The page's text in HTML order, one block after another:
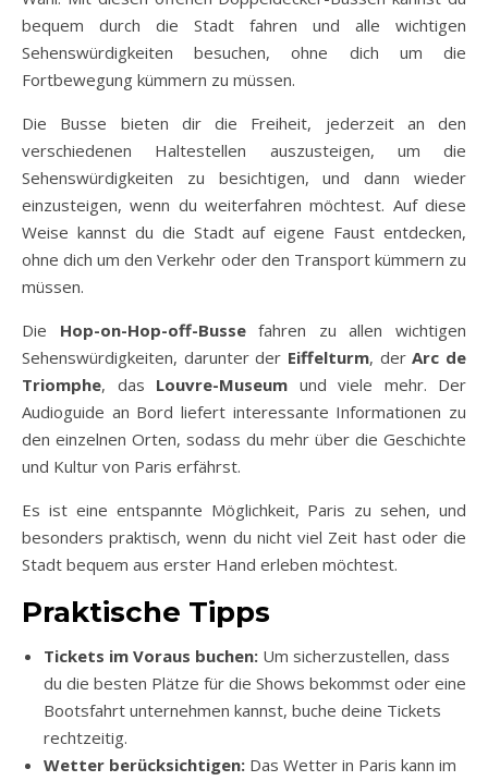
bequem durch die Stadt fahren und alle wichtigen
Sehenswürdigkeiten besuchen, ohne dich um die
Fortbewegung kümmern zu müssen.
Die Busse bieten dir die Freiheit, jederzeit an den
verschiedenen Haltestellen auszusteigen, um die
Sehenswürdigkeiten zu besichtigen, und dann wieder
einzusteigen, wenn du weiterfahren möchtest. Auf diese
Weise kannst du die Stadt auf eigene Faust entdecken,
ohne dich um den Verkehr oder den Transport kümmern zu
müssen.
Die Hop-on-Hop-off-Bussefahren zu allen wichtigen
Sehenswürdigkeiten, darunter der Eiffelturm, derArc de
Triomphe, das Louvre-Museum und viele mehr. Der
Audioguide an Bord liefert interessante Informationen zu
den einzelnen Orten, sodass du mehr über die Geschichte
und Kultur von Paris erfährst.
Es ist eine entspannte Möglichkeit, Paris zu sehen, und
besonders praktisch, wenn du nicht viel Zeit hast oder die
Stadt bequem aus erster Hand erleben möchtest.
Praktische Tipps
Tickets im Voraus buchen: Um sicherzustellen, dass
du die besten Plätze für die Shows bekommst oder eine
Bootsfahrt unternehmen kannst, buche deine Tickets
rechtzeitig.
Wetter berücksichtigen: Das Wetter in Paris kann im